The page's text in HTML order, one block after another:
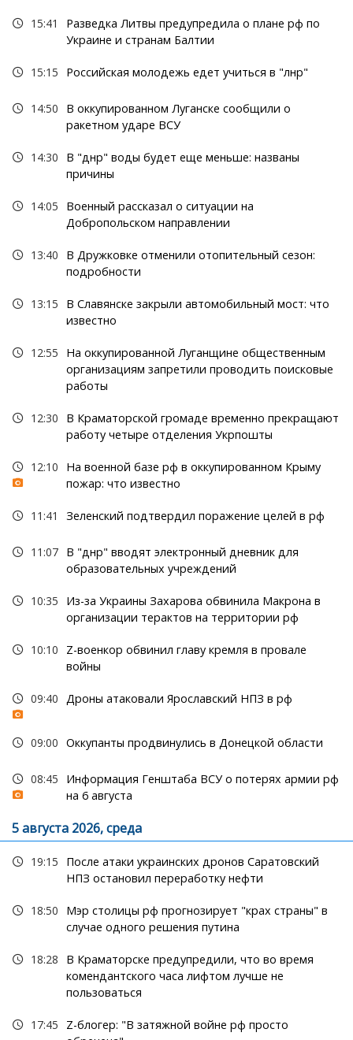
15:41
Разведка Литвы предупредила о плане рф по
Украине и странам Балтии
15:15 Российская молодежь едет учиться в "лнр"
14:50
В оккупированном Луганске сообщили о
ракетном ударе ВСУ
14:30
В "днр" воды будет еще меньше: названы
причины
14:05
Военный рассказал о ситуации на
Добропольском направлении
13:40
В Дружковке отменили отопительный сезон:
подробности
13:15
В Славянске закрыли автомобильный мост: что
известно
12:55
На оккупированной Луганщине общественным
организациям запретили проводить поисковые
работы
12:30
В Краматорской громаде временно прекращают
работу четыре отделения Укрпошты
12:10
На военной базе рф в оккупированном Крыму
пожар: что известно
11:41 Зеленский подтвердил поражение целей в рф
11:07 В "днр" вводят электронный дневник для
образовательных учреждений
10:35
Из-за Украины Захарова обвинила Макрона в
организации терактов на территории рф
10:10
Z-военкор обвинил главу кремля в провале
войны
09:40 Дроны атаковали Ярославский НПЗ в рф
09:00 Оккупанты продвинулись в Донецкой области
08:45
Информация Генштаба ВСУ о потерях армии рф
на 6 августа
5 августа 2026, среда
19:15
После атаки украинских дронов Саратовский
НПЗ остановил переработку нефти
18:50
Мэр столицы рф прогнозирует "крах страны" в
случае одного решения путина
18:28
В Краматорске предупредили, что во время
комендантского часа лифтом лучше не
пользоваться
17:45
Z-блогер: "В затяжной войне рф просто